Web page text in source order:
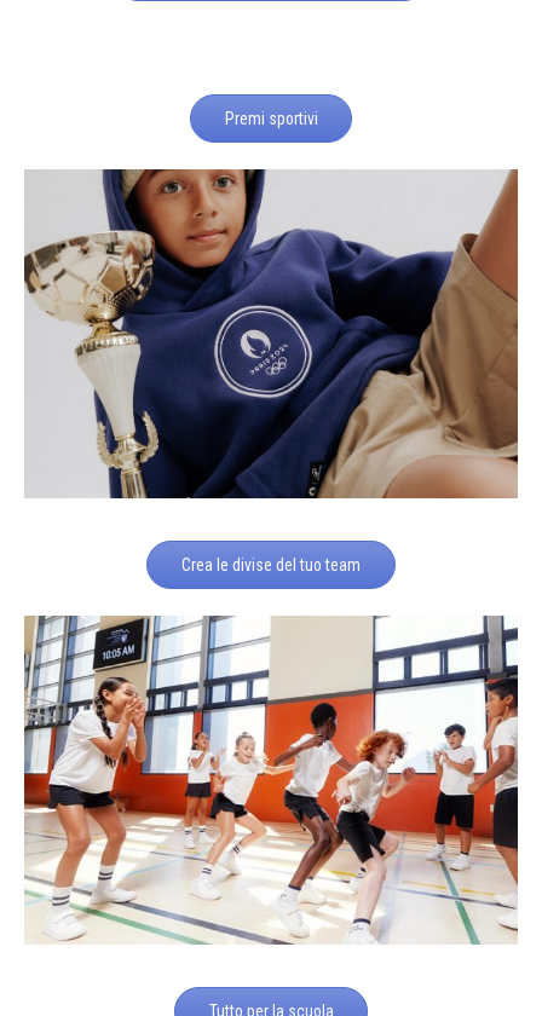
Premi sportivi
Crea le divise del tuo team
Tutto per la scuola